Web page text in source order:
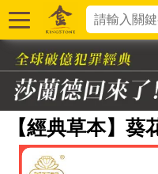
【經典草本】